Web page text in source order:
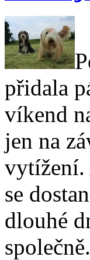
přidala
víkend
jen na
vytížení.
se
dlouhé
společně.